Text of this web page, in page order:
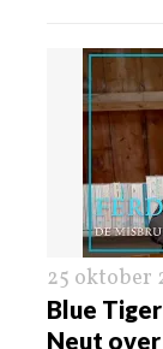
25 oktober
Blue
Neut